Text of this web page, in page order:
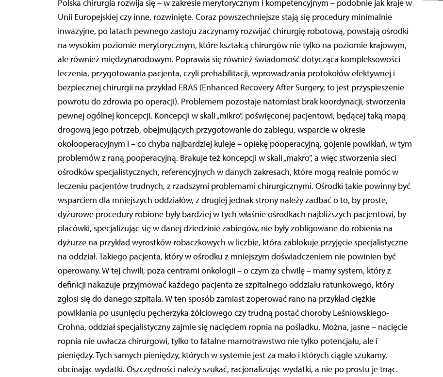
Polska chirurgia rozwija się – w zakresie merytorycznym i kompetencyjnym – podobnie jak kraje w
Unii Europejskiej czy inne, rozwinięte. Coraz powszechniejsze stają się procedury minimalnie
inwazyjne, po latach pewnego zastoju zaczynamy rozwijać chirurgię robotową, powstają ośrodki
na wysokim poziomie merytorycznym, które kształcą chirurgów nie tylko na poziomie krajowym,
ale również międzynarodowym. Poprawia się również świadomość dotycząca kompleksowości
leczenia, przygotowania pacjenta, czyli prehabilitacji, wprowadzania protokołów efektywnej i
bezpiecznej chirurgii na przykład ERAS (Enhanced Recovery After Surgery, to jest przyspieszenie
powrotu do zdrowia po operacji). Problemem pozostaje natomiast brak koordynacji, stworzenia
pewnej ogólnej koncepcji. Koncepcji w skali „mikro”, poświęconej pacjentowi, będącej taką mapą
drogową jego potrzeb, obejmujących przygotowanie do zabiegu, wsparcie w okresie
okołooperacyjnym i – co chyba najbardziej kuleje – opiekę pooperacyjną, gojenie powikłań, w tym
problemów z raną pooperacyjną. Brakuje też koncepcji w skali „makro”, a więc stworzenia sieci
ośrodków specjalistycznych, referencyjnych w danych zakresach, które mogą realnie pomóc w
leczeniu pacjentów trudnych, z rzadszymi problemami chirurgicznymi. Ośrodki takie powinny być
wsparciem dla mniejszych oddziałów, z drugiej jednak strony należy zadbać o to, by proste,
dyżurowe procedury robione były bardziej w tych właśnie ośrodkach najbliższych pacjentowi, by
placówki, specjalizując się w danej dziedzinie zabiegów, nie były zobligowane do robienia na
dyżurze na przykład wyrostków robaczkowych w liczbie, która zablokuje przyjęcie specjalistyczne
na oddział. Takiego pacjenta, który w ośrodku z mniejszym doświadczeniem nie powinien być
operowany. W tej chwili, poza centrami onkologii – o czym za chwilę – mamy system, który z
definicji nakazuje przyjmować każdego pacjenta ze szpitalnego oddziału ratunkowego, który
zgłosi się do danego szpitala. W ten sposób zamiast zoperować rano na przykład ciężkie
powikłania po usunięciu pęcherzyka żółciowego czy trudną postać choroby Leśniowskiego-
Crohna, oddział specjalistyczny zajmie się nacięciem ropnia na pośladku. Można, jasne – nacięcie
ropnia nie uwłacza chirurgowi, tylko to fatalne marnotrawstwo nie tylko potencjału, ale i
pieniędzy. Tych samych pieniędzy, których w systemie jest za mało i których ciągle szukamy,
obcinając wydatki. Oszczędności należy szukać, racjonalizując wydatki, a nie po prostu je tnąc.